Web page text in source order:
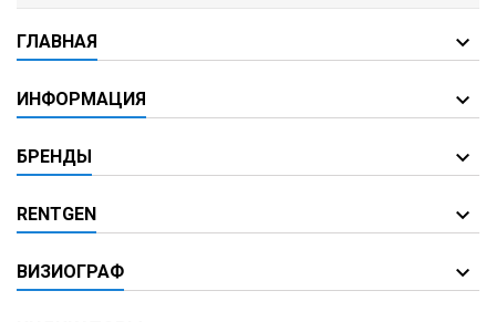
ГЛАВНАЯ
ИНФОРМАЦИЯ
БРЕНДЫ
RENTGEN
ВИЗИОГРАФ